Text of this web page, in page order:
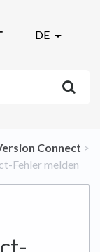
DE
Connect ​ >
Fehler melden